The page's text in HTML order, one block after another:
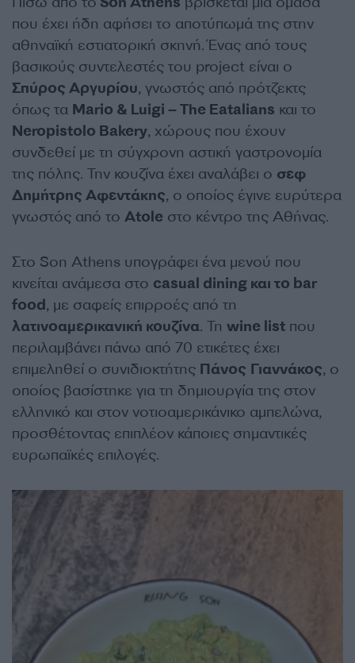
που έχει ήδη αφήσει το αποτύπωμά της στην
αθηναϊκή εστιατορική σκηνή. Ένας από τους
βασικούς συντελεστές του project είναι ο
Σπύρος Αργυρίου, γνωστός από πρότζεκτς
όπως τα Mario & Luigi – The Eatalians και το
Neropistolo Bakery, χώρους που έχουν
συνδεθεί με τη σύγχρονη αστική γαστρονομία
της πόλης. Την κουζίνα έχει αναλάβει ο σεφ
Δημήτρης Αφεντάκης, ο οποίος έγινε ευρύτερα
γνωστός από το Atole στο κέντρο της Αθήνας.
Στο Son Athens υπογράφει ένα μενού που
κινείται ανάμεσα στο casual dining και το bar
food, με σαφείς επιρροές από τη
λατινοαμερικανική κουζίνα. Τη wine list που
περιλαμβάνει πάνω από 70 ετικέτες έχει
επιμεληθεί ο συνιδιοκτήτης Πάνος Γιαννάκος, ο
οποίος βασίστηκε για τη δημιουργία της στον
ελληνικό και στον νοτιοαμερικάνικο αμπελώνα,
προσθέτοντας επιπλέον κάποιες σημαντικές
ευρωπαϊκές επιλογές.